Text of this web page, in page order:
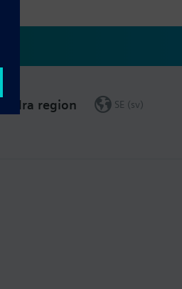
Ändra region SE (sv)